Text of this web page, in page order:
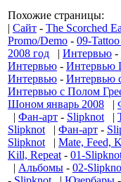
Похожие страницы:
| Сайт - The Scorched
Promo/Demo - 09-
2008 год | Интервью -
Интервью - Интервью
Интервью - Интервью
Интервью с Полом
Шоном январь 2008 |
| Фан-арт - Slipknot |
Slipknot | Фан-арт -
Slipknot | Mate, Feed,
Kill, Repeat - 01-
| Альбомы - 02-